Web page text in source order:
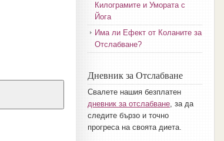
Килограмите и Умората с
Йога
Има ли Ефект от Коланите за
Отслабване?
Дневник за Отслабване
Свалете нашия безплатен
дневник за отслабване, за да
следите бързо и точно
прогреса на своята диета.